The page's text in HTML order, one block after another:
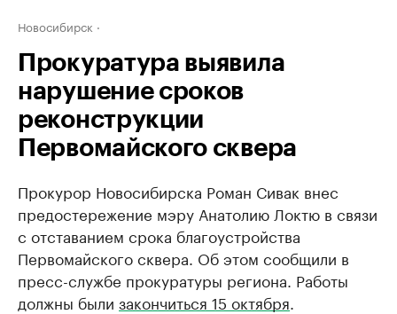
Новосибирск
Прокуратура выявила
нарушение сроков
реконструкции
Первомайского сквера
Прокурор Новосибирска Роман Сивак внес
предостережение мэру Анатолию Локтю в связи
с отставанием срока благоустройства
Первомайского сквера. Об этом сообщили в
пресс-службе прокуратуры региона. Работы
должны были закончиться 15 октября